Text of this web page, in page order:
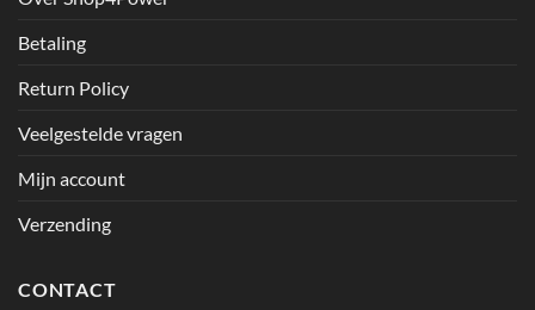
Betaling
Return Policy
Veelgestelde vragen
Mijn account
Verzending
CONTACT